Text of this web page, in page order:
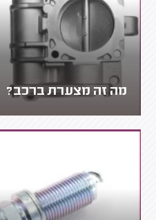
מה זה מצערת ברכב?